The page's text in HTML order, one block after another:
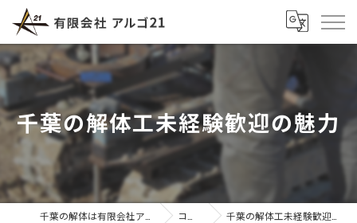
千葉の解体工未経験歓迎の魅力
コラム 千葉の解体工未経験歓迎の魅力